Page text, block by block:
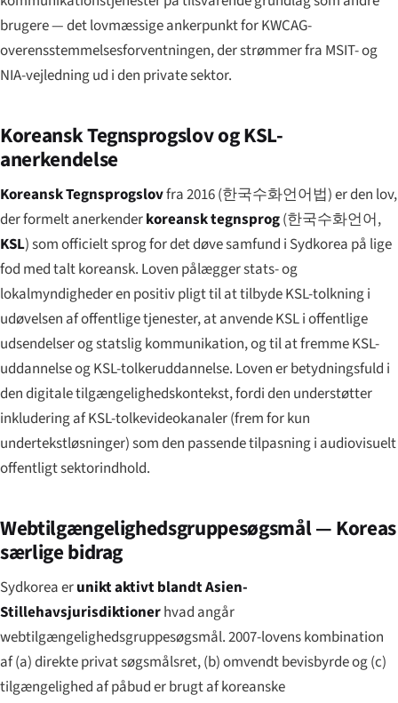
brugere — det lovmæssige ankerpunkt for KWCAG-
overensstemmelses­forventningen, der strømmer fra MSIT- og
NIA-vejledning ud i den private sektor.
Koreansk Tegnsprogs­lov og KSL-
anerkendelse
Koreansk Tegnsprogs­lovfra 2016 (한국수화언어법) er den lov,
der formelt anerkenderkoreansk tegnsprog(한국수화언어,
KSL) som officielt sprog for det døve samfund i Sydkorea på lige
fod med talt koreansk. Loven pålægger stats- og
lokalmyndigheder en positiv pligt til at tilbyde KSL-tolkning i
udøvelsen af offentlige tjenester, at anvende KSL i offentlige
udsendelser og statslig kommunikation, og til at fremme KSL-
uddannelse og KSL-tolkeruddannelse. Loven er betydningsfuld i
den digitale tilgængeligheds­kontekst, fordi den understøtter
inkludering af KSL-tolke­videokanaler (frem for kun
undertekstløsninger) som den passende tilpasning i audiovisuelt
offentligt sektorindhold.
Webtilgængeligheds­gruppesøgsmål — Koreas
særlige bidrag
Sydkorea erunikt aktivt blandt Asien-
Stillehavs­jurisdiktionerhvad angår
webtilgængeligheds­gruppesøgsmål. 2007-lovens kombination
af (a) direkte privat søgsmålsret, (b) omvendt bevisbyrde og (c)
tilgængelighed af påbud er brugt af koreanske